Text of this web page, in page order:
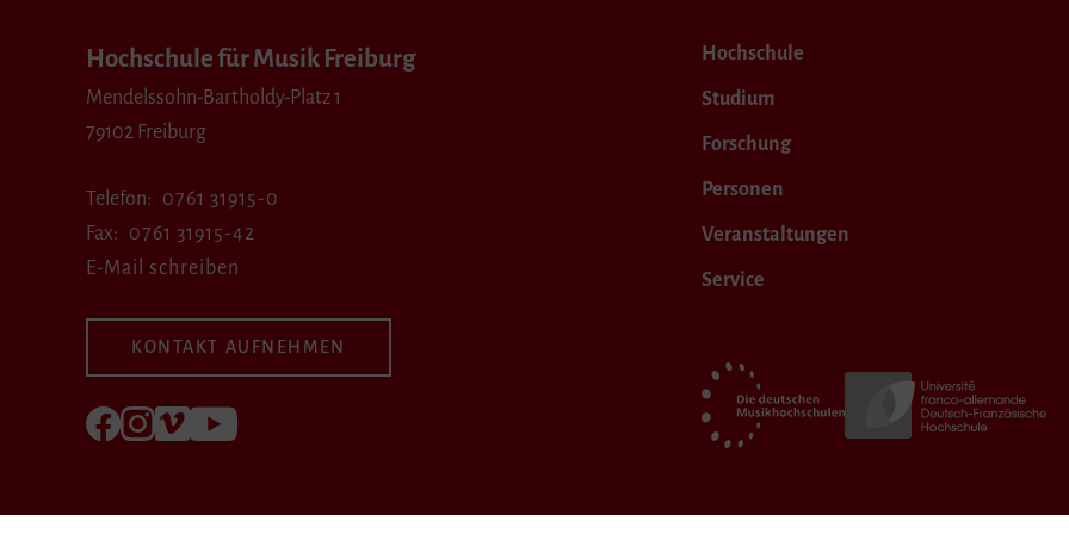
Hochschule für Musik Freiburg
Mendelssohn-Bartholdy-Platz 1
79102 Freiburg
Telefon
0761 31915-0
Fax
0761 31915-42
E-Mail schreiben
KONTAKT AUFNEHMEN
Folgen Sie uns auf Facebook
Folgen Sie uns auf Instagram
Besuchen Sie uns bei Vimeo
Besuchen Sie uns bei youtube
Hochschule
Studium
Forschung
Personen
Veranstaltungen
Service